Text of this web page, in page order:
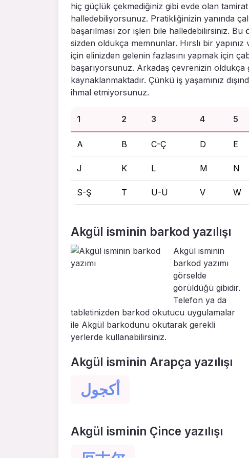
hiç güçlük çekmediğiniz gibi evde olan
halledebiliyorsunuz. Pratikliğinizin yanında
başarılması zor işleri bile halledebilirsiniz. Bu
sizden oldukça memnunlar. Hırslı bir
için elinizden gelenin fazlasını yapmak için
başarıyorsunuz. Arkadaş çevrenizin oldukça
kaynaklanmaktadır. Çünkü iş yaşamınız
ihmal etmiyorsunuz.
1 2 3 4 5
A B C-Ç D E
J K L M N
S-Ş T U-Ü V W
Akgül isminin barkod yazılışı
Akgül isminin
barkod yazımı
görselde
görüldüğü gibidir.
Telefon ya da
tabletinizden barkod okutucu uygulamalar
ile Akgül barkodunu okutarak gerekli
yerlerde kullanabilirsiniz.
Akgül isminin Arapça yazılışı
أكجول
Akgül isminin Çince yazılışı